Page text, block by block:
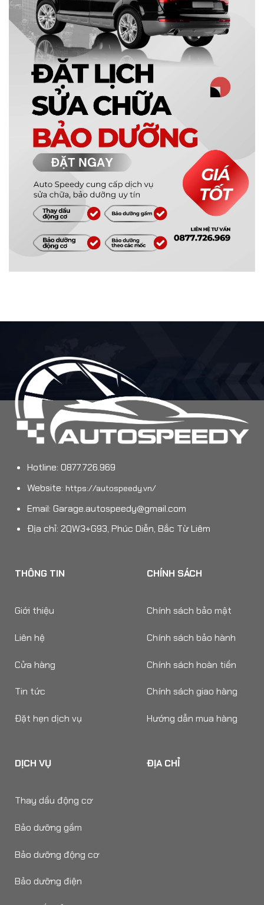
Hotline: 0877.726.969
Website: https://autospeedy.vn/
Email: Garage.autospeedy@gmail.com
Địa chỉ: 2QW3+G93, Phúc Diễn, Bắc Từ Liêm
THÔNG TIN
Giới thiệu
Liên hệ
Cửa hàng
Tin tức
Đặt hẹn dịch vụ
CHÍNH SÁCH
Chính sách bảo mật
Chính sách bảo hành
Chính sách hoàn tiền
Chính sách giao hàng
Hướng dẫn mua hàng
DỊCH VỤ
Thay dầu động cơ
Bảo dưỡng gầm
Bảo dưỡng động cơ
Bảo dưỡng điện
ĐỊA CHỈ